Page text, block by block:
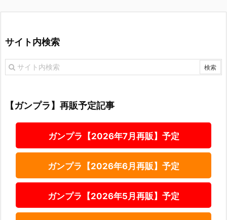
サイト内検索
【ガンプラ】再販予定記事
ガンプラ【2026年7月再販】予定
ガンプラ【2026年6月再販】予定
ガンプラ【2026年5月再販】予定